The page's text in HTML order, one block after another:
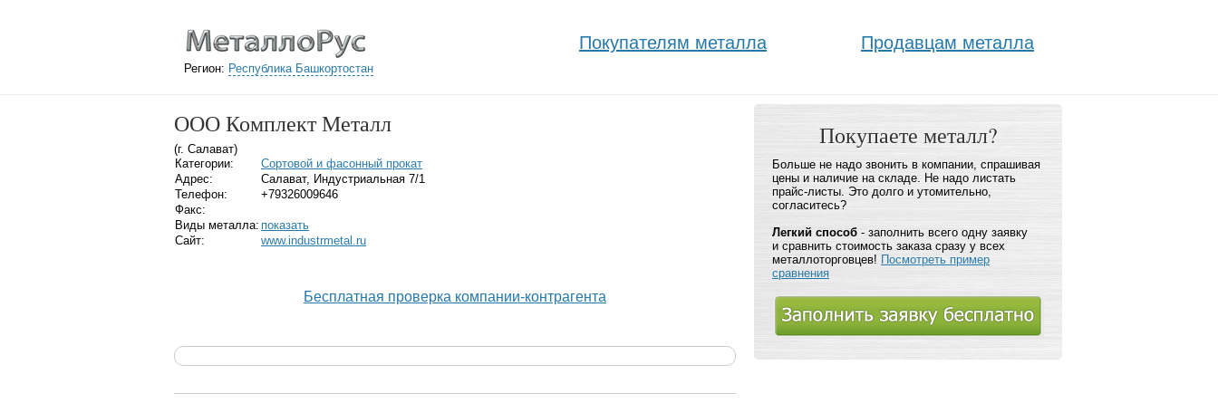
Регион: Республика Башкортостан
Покупателям металла Продавцам металла
ООО Комплект Металл
(г. Салават)
Категории:
Сортовой и фасонный прокат
Адрес:
Салават, Индустриальная 7/1
Телефон:
+79326009646
Факс:
Виды металла: показать
Сайт:
www.industrmetal.ru
Бесплатная проверка компании-контрагента
Покупаете металл?
Больше не надо звонить в компании, спрашивая
цены и наличие на складе. Не надо листать
прайс-листы. Это долго и утомительно,
согласитесь?
Легкий способ - заполнить всего одну заявку
и сравнить стоимость заказа сразу у всех
металлоторговцев! Посмотреть пример
сравнения